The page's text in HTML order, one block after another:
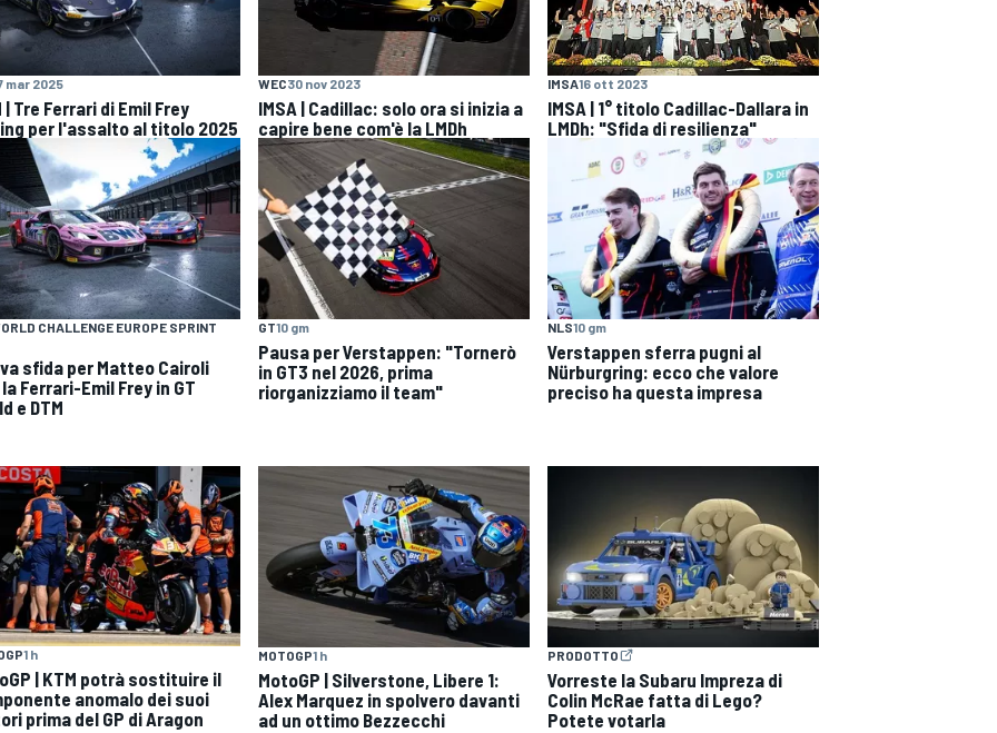
mar 2025
| Tre Ferrari di Emil Frey
per l'assalto al titolo 2025
WEC30 nov 2023
IMSA | Cadillac: solo ora si inizia a
capire bene com'è la LMDh
IMSA16 ott 2023
IMSA | 1° titolo Cadillac-Dallara in
LMDh: "Sfida di resilienza"
CHALLENGE EUROPE SPRINT
sfida per Matteo Cairoli
Ferrari-Emil Frey in GT
e DTM
GT10 gm
Pausa per Verstappen: "Tornerò
in GT3 nel 2026, prima
riorganizziamo il team"
NLS10 gm
Verstappen sferra pugni al
Nürburgring: ecco che valore
preciso ha questa impresa
1 h
| KTM potrà sostituire il
anomalo dei suoi
prima del GP di Aragon
MOTOGP1 h
MotoGP | Silverstone, Libere 1:
Alex Marquez in spolvero davanti
ad un ottimo Bezzecchi
PRODOTTO
Vorreste la Subaru Impreza di
Colin McRae fatta di Lego?
Potete votarla